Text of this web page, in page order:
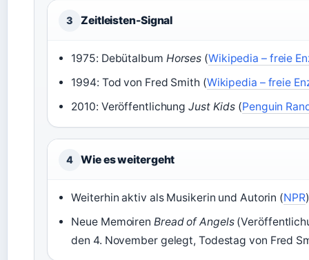
3 Zeitleisten-Signal
1975: Debütalbum Horses (Wikipedia – freie
1994: Tod von Fred Smith (Wikipedia – freie
2010: VeröffentlichungJust Kids (Penguin
4 Wie es weitergeht
Weiterhin aktiv als Musikerin und Autorin (NPR)
Neue Memoiren Bread of Angels
den 4. November gelegt, Todestag von Fred